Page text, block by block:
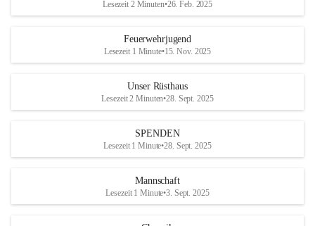
r
Ausrüstung und somit der Einsatzbereitschaft der FF
Hohenkogl/Mitterdorf zugute!
HERZLICHEN DANK FÜR IHREN BESUCH!
Lesezeit 2 Minuten•26. Feb. 2025
Feuerwehrjugend
Lesezeit 1 Minute•15. Nov. 2025
Unser Rüsthaus
Lesezeit 2 Minuten•28. Sept. 2025
SPENDEN
Lesezeit 1 Minute•28. Sept. 2025
Mannschaft
Lesezeit 1 Minute•3. Sept. 2025